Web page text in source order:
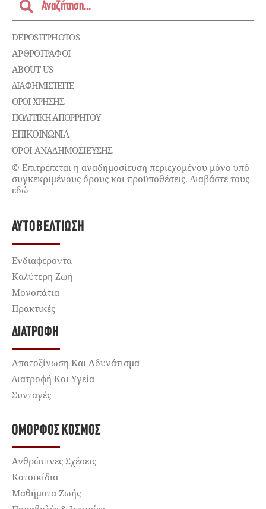
DEPOSITPHOTOS
ΑΡΘΡΟΓΡΑΦΟΙ
ABOUT US
ΔΙΑΦΗΜΙΣΤΕΊΤΕ
ΌΡΟΙ ΧΡΉΣΗΣ
ΠΟΛΙΤΙΚΉ ΑΠΟΡΡΉΤΟΥ
ΕΠΙΚΟΙΝΩΝΊΑ
ΌΡΟΙ ΑΝΑΔΗΜΟΣΙΕΥΣΗΣ
© Επιτρέπεται η αναδημοσίευση περιεχομένου μόνο υπό
συγκεκριμένους όρους και προϋποθέσεις. Διαβάστε τους
εδώ
ΑΥΤΟΒΕΛΤΊΩΣΗ
Ενδιαφέροντα
Καλύτερη Ζωή
Μονοπάτια
Πρακτικές
ΔΙΑΤΡΟΦΉ
Αποτοξίνωση Και Αδυνάτισμα
Διατροφή Και Υγεία
Συνταγές
ΌΜΟΡΦΟΣ ΚΌΣΜΟΣ
Ανθρώπινες Σχέσεις
Κατοικίδια
Μαθήματα Ζωής